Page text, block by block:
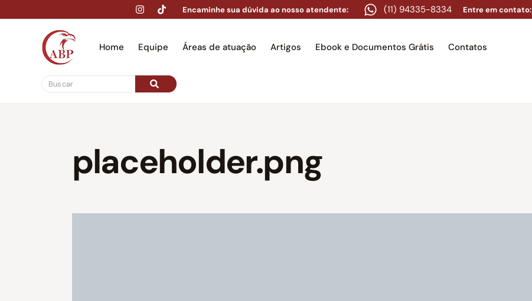
Encaminhe sua dúvida ao nosso atendente: (11) 94335-8334 Entre em contato:
Home Equipe Áreas de atuação Artigos Ebook e Documentos Grátis Contatos
placeholder.png